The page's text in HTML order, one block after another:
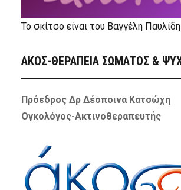
Το σκίτσο είναι του Βαγγέλη Παυλίδη
ΑΚΟΣ-ΘΕΡΑΠΕΙΑ ΣΩΜΑΤΟΣ &
Πρόεδρος Δρ Δέσποινα Κατσώχη
Ογκολόγος-Ακτινοθεραπευτής